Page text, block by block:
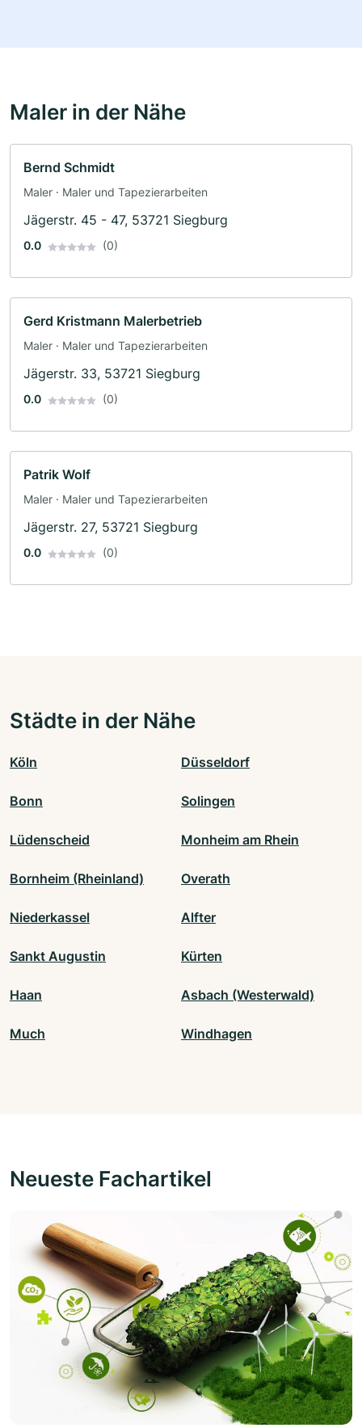
Maler in der Nähe
Bernd Schmidt
Maler · Maler und Tapezierarbeiten
Jägerstr. 45 - 47, 53721 Siegburg
0.0 (0)
Gerd Kristmann Malerbetrieb
Maler · Maler und Tapezierarbeiten
Jägerstr. 33, 53721 Siegburg
0.0 (0)
Patrik Wolf
Maler · Maler und Tapezierarbeiten
Jägerstr. 27, 53721 Siegburg
0.0 (0)
Städte in der Nähe
Köln Düsseldorf
Bonn Solingen
Lüdenscheid Monheim am Rhein
Bornheim (Rheinland) Overath
Niederkassel Alfter
Sankt Augustin Kürten
Haan Asbach (Westerwald)
Much Windhagen
Neueste Fachartikel